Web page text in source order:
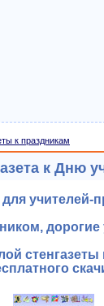
к праздникам
к Дню
для учителей-
дорогие
стенгазеты